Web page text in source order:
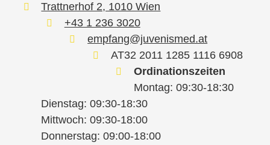
Trattnerhof 2, 1010 Wien
+43 1 236 3020
empfang@juvenismed.at
AT32 2011 1285 1116 6908
Ordinationszeiten
Montag: 09:30-18:30
Dienstag: 09:30-18:30
Mittwoch: 09:30-18:00
Donnerstag: 09:00-18:00